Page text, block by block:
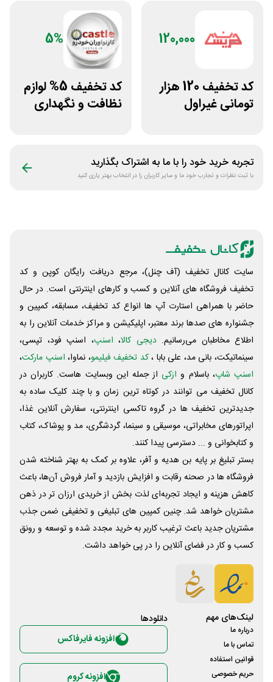
120,000
کد تخفیف 120 هزار
تومانی غیراول
5%
کد تخفیف 5% لوازم
نظافت و نگهداری
تجربه خرید خود را با ما به اشتراک بگذارید
با ثبت نظرات و تجارب خود ما و سایر کاربران را در انتخاب بهتر یاری کنید
سایت کانال تخفیف (آف چنل)، مرجع دریافت رایگان کوپن و کد
تخفیف فروشگاه های آنلاین و کسب و‌ کارهای اینترنتی است. در حال
حاضر با همراهی استارت آپ ها انواع کد تخفیف، مسابقه، کمپین و
جشنواره های صدها برند معتبر، اپلیکیشن و مراکز خدمات آنلاین را به
اطلاع مخاطبان می‌رسانیم. دیجی کالا، اسنپ، اسنپ فود، تپسی،
سینماتیکت، بانی مد، علی‌ بابا ،کد تخفیف فیلیمو، نماوا، اسنپ مارکت،
اسنپ شاپ، باسلام و ازکی از جمله این وبسایت ‌هاست. کاربران در
کانال تخفیف می توانند در کوتاه ترین زمان و با چند کلیک ساده به
جدیدترین تخفیف ها در گروه تاکسی اینترنتی، سفارش آنلاین غذا،
اپراتورهای مخابراتی، موسیقی و سینما، گردشگری، مد و پوشاک، کتاب
و کتابخوانی و ... دسترسی پیدا کنند.
بستر تبلیغ بر پایه بن هدیه و آفر، علاوه بر کمک به بهتر شناخته شدن
فروشگاه ها در صحنه رقابت و افزایش بازدید و آمار فروش آن‌ها، باعث
کاهش هزینه و ایجاد تجربه‌ای لذت بخش از خریدی ارزان تر در ذهن
مشتریان خواهد شد. چنین کمپین های تبلیغی و تخفیفی ضمن جذب
مشتریان جدید باعث ترغیب کاربر به خرید مجدد شده و توسعه و رونق
کسب و کار در فضای آنلاین را در پی خواهد داشت.
لینک‌های مهم
درباره ما
تماس با ما
قوانین استفاده
حریم خصوصی
دانلود‌ها
افزونه فایرفاکس
افزونه کروم